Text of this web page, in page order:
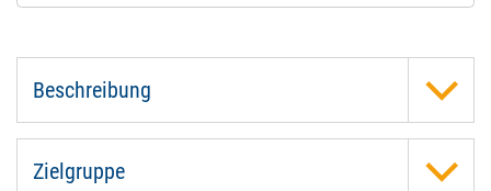
Beschreibung
Zielgruppe